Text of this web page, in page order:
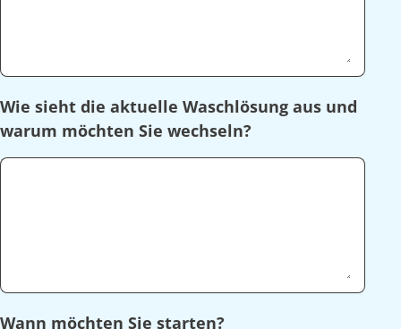
Wie sieht die aktuelle Waschlösung aus und
warum möchten Sie wechseln?
Wann möchten Sie starten?